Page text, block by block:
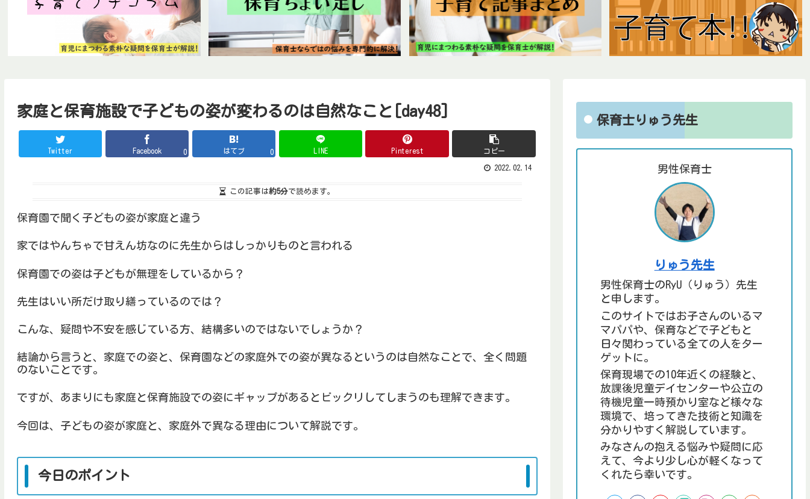
家庭と保育施設で子どもの姿が変わるのは自然なこと[day48]
Twitter Facebook 0 はてブ 0 LINE Pinterest コピー
2022.02.14
この記事は約5分で読めます。
保育園で聞く子どもの姿が家庭と違う
家ではやんちゃで甘えん坊なのに先生からはしっかりものと言われる
保育園での姿は子どもが無理をしているから？
先生はいい所だけ取り繕っているのでは？
こんな、疑問や不安を感じている方、結構多いのではないでしょうか？
結論から言うと、家庭での姿と、保育園などの家庭外での姿が異なるというのは自然なことで、全く問題
のないことです。
ですが、あまりにも家庭と保育施設での姿にギャップがあるとビックリしてしまうのも理解できます。
今回は、子どもの姿が家庭と、家庭外で異なる理由について解説です。
今日のポイント
保育士りゅう先生
男性保育士
りゅう先生
男性保育士のRyU（りゅう）先生
と申します。
このサイトではお子さんのいるマ
マパパや、保育などで子どもと
日々関わっている全ての人をター
ゲットに。
保育現場での10年近くの経験と、
放課後児童デイセンターや公立の
待機児童一時預かり室など様々な
環境で、培ってきた技術と知識を
分かりやすく解説しています。
みなさんの抱える悩みや疑問に応
えて、今より少し心が軽くなって
くれたら幸いです。